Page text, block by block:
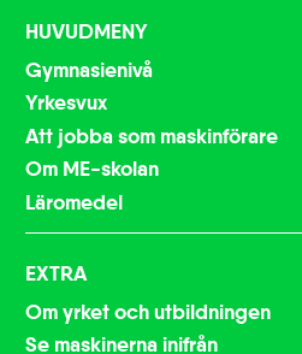
HUVUDMENY
Gymnasienivå
Yrkesvux
Att jobba som maskinförare
Om ME-skolan
Läromedel
EXTRA
Om yrket och utbildningen
Se maskinerna inifrån